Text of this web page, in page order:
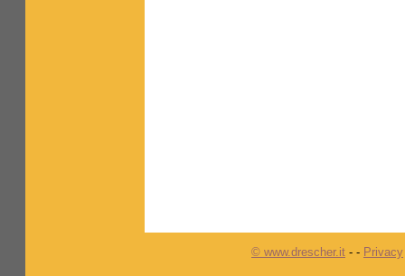
© www.drescher.it - - Privacy